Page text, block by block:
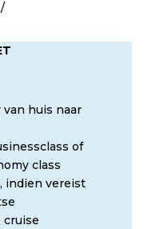
huis naar
of
class
indien vereist
cruise